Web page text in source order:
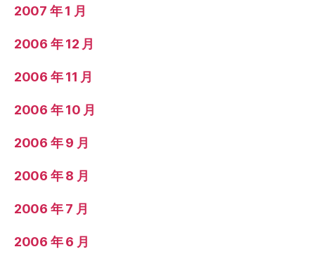
2007 年 1 月
2006 年 12 月
2006 年 11 月
2006 年 10 月
2006 年 9 月
2006 年 8 月
2006 年 7 月
2006 年 6 月